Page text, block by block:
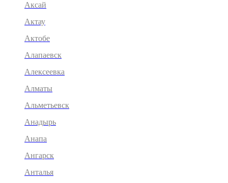
Аксай
Актау
Актобе
Алапаевск
Алексеевка
Алматы
Альметьевск
Анадырь
Анапа
Ангарск
Анталья